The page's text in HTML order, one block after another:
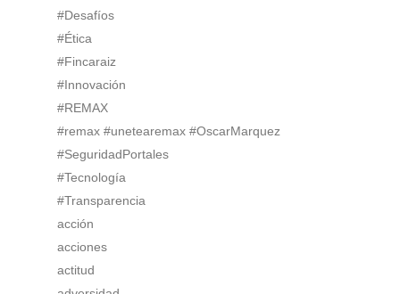
#Desafíos
#Ética
#Fincaraiz
#Innovación
#REMAX
#remax #unetearemax #OscarMarquez
#SeguridadPortales
#Tecnología
#Transparencia
acción
acciones
actitud